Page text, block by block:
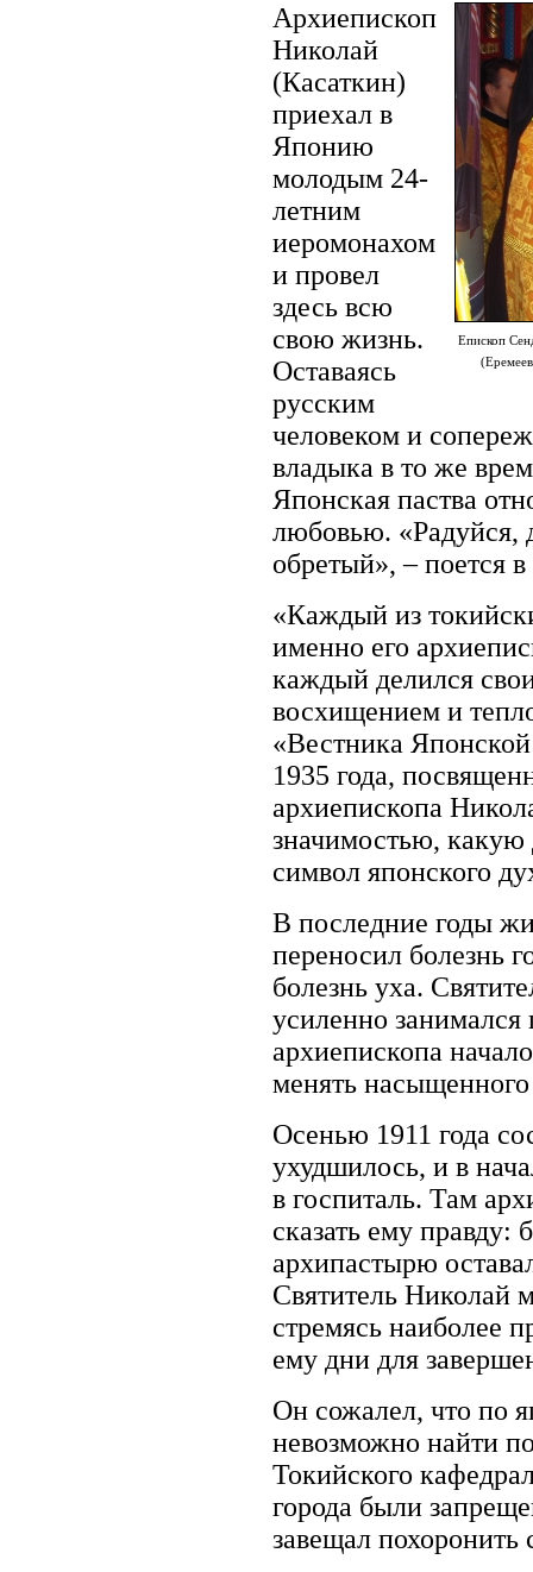
Епископ
Архиепископ
Николай
(Касаткин)
приехал в
Японию
молодым 24-
летним
иеромонахом
и провел
здесь всю
свою жизнь.
Оставаясь
русским
человеком и
владыка в то же
Японская паства
любовью. «Радуйся,
обретый», – поется
«Каждый из
именно его
каждый делился
восхищением и
«Вестника
1935 года,
архиепископа
значимостью, какую
символ японского
В последние годы
переносил болезнь
болезнь уха.
усиленно занимался
архиепископа
менять
Осенью 1911 года
ухудшилось, и в
в госпиталь. Там
сказать ему правду:
архипастырю
Святитель Николай
стремясь наиболее
ему дни для
Он сожалел, что по
невозможно найти
Токийского
города были
завещал похоронить